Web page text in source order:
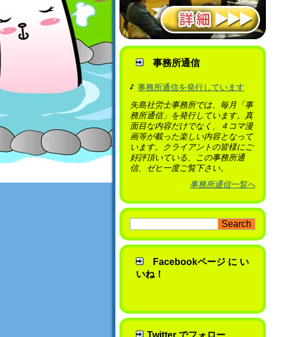
事務所通信
事務所通信を発行しています
矢島社労士事務所では、毎月「事
務所通信」を発行しています。真
面目な内容だけでなく、４コマ漫
画等が載った楽しい内容となって
います。クライアントの皆様にご
好評頂いている、この事務所通
信、ゼヒ一度ご覧下さい。
事務所通信一覧へ
Facebookページ に い
いね！
Twitter でフォロー